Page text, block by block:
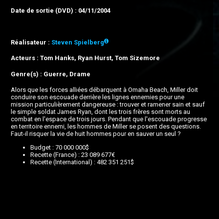
Date de sortie (DVD) : 04/11/2004
Réalisateur : Steven Spielberg
Acteurs : Tom Hanks, Ryan Hurst, Tom Sizemore
Genre(s) : Guerre, Drame
Alors que les forces alliées débarquent à Omaha Beach, Miller doit
conduire son escouade derrière les lignes ennemies pour une
mission particulièrement dangereuse : trouver et ramener sain et sauf
le simple soldat James Ryan, dont les trois frères sont morts au
combat en l'espace de trois jours. Pendant que l'escouade progresse
en territoire ennemi, les hommes de Miller se posent des questions.
Faut-il risquer la vie de huit hommes pour en sauver un seul ?
Budget : 70 000 000$
Recette (France) : 23 089 677€
Recette (International) : 482 351 251$